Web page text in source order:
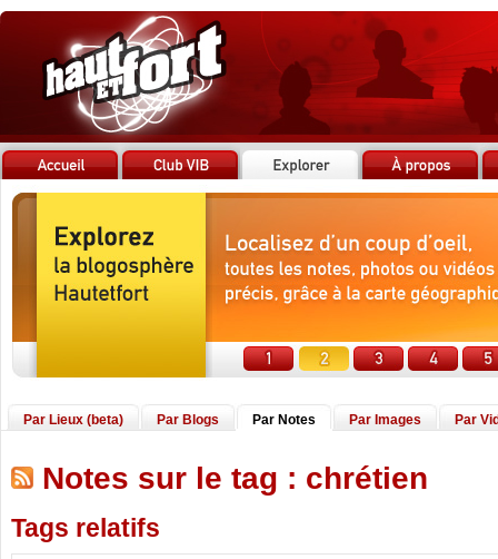
Par Lieux (beta) Par Blogs Par Notes Par Images Par
Notes sur le tag : chrétien
Tags relatifs